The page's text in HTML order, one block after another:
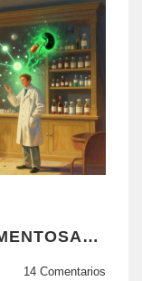
14 Comentarios